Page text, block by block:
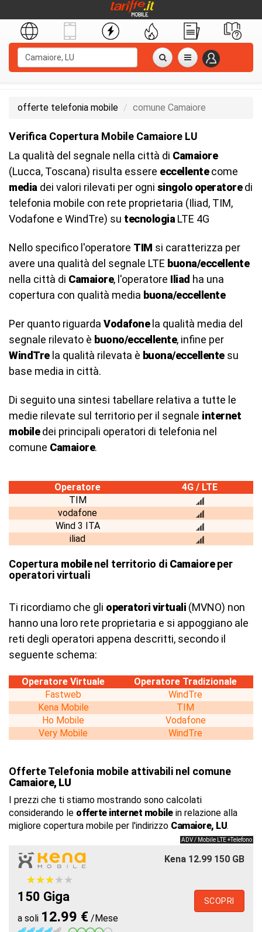
offerte telefonia mobile comune Camaiore
Verifica Copertura Mobile Camaiore LU
La qualità del segnale nella città di Camaiore
(Lucca, Toscana) risulta essere eccellentecome
media dei valori rilevati per ogni singolo operatoredi
telefonia mobile con rete proprietaria (Iliad, TIM,
Vodafone e WindTre) su tecnologia LTE 4G
Nello specifico l'operatore TIM si caratterizza per
avere una qualità del segnale LTE buona/eccellente
nella città di Camaiore, l'operatore Iliad ha una
copertura con qualità media buona/eccellente
Per quanto riguarda Vodafonela qualità media del
segnale rilevato è buono/eccellente, infine per
WindTrela qualità rilevata è buona/eccellentesu
base media in città.
Di seguito una sintesi tabellare relativa a tutte le
medie rilevate sul territorio per il segnale internet
mobiledei principali operatori di telefonia nel
comune Camaiore.
Operatore
4G / LTE
TIM
vodafone
Wind 3 ITA
iliad
Copertura mobilenel territorio di Camaioreper
operatori virtuali
Ti ricordiamo che gli operatori virtuali (MVNO) non
hanno una loro rete proprietaria e si appoggiano ale
reti degli operatori appena descritti, secondo il
seguente schema:
Operatore Virtuale
Operatore Tradizionale
Fastweb
WindTre
Kena Mobile
TIM
Ho Mobile
Vodafone
Very Mobile
WindTre
Offerte Telefonia mobile attivabili nel comune
Camaiore, LU
I prezzi che ti stiamo mostrando sono calcolati
considerando le offerte internet mobilein relazione alla
migliore copertura mobile per l'indirizzo Camaiore, LU.
ADV / Mobile LTE +Telefono
Kena 12.99 150 GB
★★★★★
★★★★★
150 Giga
a soli 12.99 € /Mese
SCOPRI